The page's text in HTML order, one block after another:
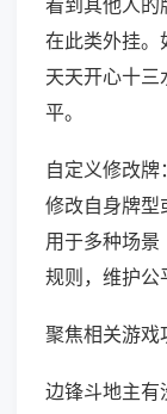
看到其他人的
在此类外挂。
天天开心十
平。
自定义修改牌
修改自身牌型
用于多种场
规则，维护公
聚焦相关游戏
边锋斗地主有